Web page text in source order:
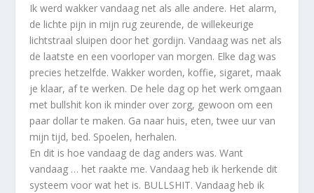
Ik werd wakker vandaag net als alle andere. Het alarm,
de lichte pijn in mijn rug zeurende, de willekeurige
lichtstraal sluipen door het gordijn. Vandaag was net als
de laatste en een voorloper van morgen. Elke dag was
precies hetzelfde. Wakker worden, koffie, sigaret, maak
je klaar, af te werken. De hele dag op het werk omgaan
met bullshit kon ik minder over zorg, gewoon om een ​​
paar dollar te maken. Ga naar huis, eten, twee uur van
mijn tijd, bed. Spoelen, herhalen.
En dit is hoe vandaag de dag anders was. Want
vandaag … het raakte me. Vandaag heb ik herkende dit
systeem voor wat het is. BULLSHIT. Vandaag heb ik